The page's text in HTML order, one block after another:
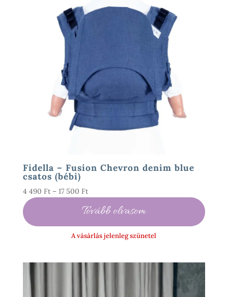
Fidella – Fusion Chevron denim blue
csatos (bébi)
4 490 Ft – 17 500 FtÁrtartomány:
490 Ft
-
17
Tovább olvasom
A vásárlás jelenleg szünetel